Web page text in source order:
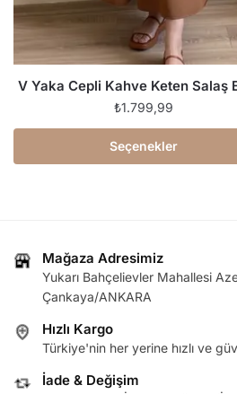
V Yaka Cepli Kahve Keten Salaş
₺1.799,99
Seçenekler
Mağaza Adresimiz
Yukarı Bahçelievler Mahallesi
Çankaya/ANKARA
Hızlı Kargo
Türkiye'nin her yerine hızlı ve
İade & Değişim